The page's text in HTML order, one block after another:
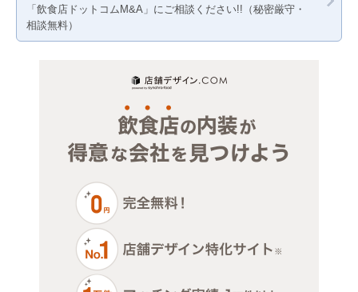
物販・小売
その他店舗物件
埼玉
千葉
「飲食店ドットコムM&A」にご相談ください!!（秘密厳守・
相談無料）